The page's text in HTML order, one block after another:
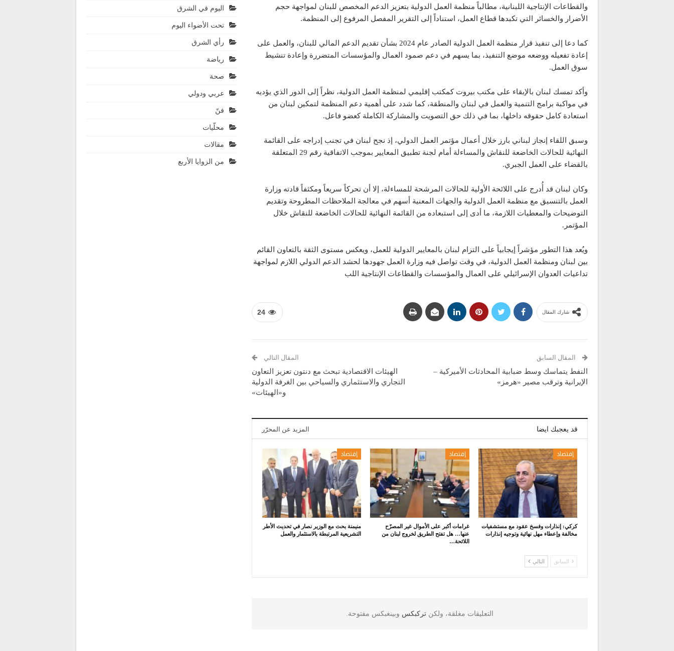
والقطاعات الإنتاجية اللبنانية، مطالباً منظمة العمل الدولية بتعزيز الدعم المخصص للبنان لمواجهة حجم
الأضرار والخسائر التي تكبدها قطاع العمل، استناداً إلى التقرير المفصل المرفوع إلى المنظمة.
كما دعا إلى تنفيذ قرار منظمة العمل الدولية الصادر عام 2024 بشأن تقديم الدعم المالي للبنان، والعمل على
إعادة تفعيله ووضعه موضع التنفيذ، بما يسهم في دعم صمود العمال والمؤسسات المتضررة وإعادة تنشيط
سوق العمل.
وأكد تمسك لبنان بالإبقاء على مكتب بيروت كمكتب إقليمي لمنظمة العمل الدولية، نظراً إلى الدور الذي يؤديه
في مواكبة برامج التنمية والعمل في لبنان والمنطقة، كما شدد على أهمية دعم المنظمة لتمكين لبنان من
استعادة كامل حقوقه داخلها، بما في ذلك حق التصويت والمشاركة الكاملة كعضو فاعل.
وسبق اللقاء إنجاز لبناني بارز خلال أعمال مؤتمر العمل الدولي، إذ نجح لبنان في تجنب إدراجه على القائمة
النهائية للحالات الخاضعة للنقاش والمساءلة أمام لجنة تطبيق المعايير بموجب الاتفاقية رقم 29 المتعلقة
بالقضاء على العمل الجبري.
وكان لبنان قد أُدرج على اللائحة الأولية للحالات المرشحة للمساءلة، إلا أن تحركاً سريعاً ومكثفاً قادته وزارة
العمل بالتنسيق مع منظمة العمل الدولية والجهات المعنية أسهم في معالجة الملاحظات المطروحة وتقديم
التوضيحات والمعطيات اللازمة، ما أدى إلى استبعاده من القائمة النهائية للحالات الخاضعة للنقاش خلال
المؤتمر.
ويُعد هذا التطور مؤشراً إيجابياً على التزام لبنان بالمعايير الدولية للعمل، ويعكس مستوى الثقة بالتعاون القائم
بين لبنان ومنظمة العمل الدولية، في وقت تواصل فيه وزارة العمل جهودها لحشد الدعم الدولي اللازم لمواجهة
تداعيات العدوان الإسرائيلي على العمال والمؤسسات والقطاعات الإنتاجية اللب
24 شارك المقال
المقال السابق
النفط يتماسك وسط ضبابية المحادثات الأميركية –
الإيرانية وترقب مصير «هرمز»
المقال التالي
الهيئات الاقتصادية تبحث مع دنتون تعزيز التعاون
التجاري والاستثماري والسياحي بين الغرفة الدولية
و«الهيئات»
قد يعجبك ايضا المزيد عن المحرّر
إقتصاد
كركي: إنذارات وفسخ عقود مع مستشفيات
مخالفة وإعطاء مهل نهائية وتوجيه إنذارات
إقتصاد
غرامات أكبر على الأموال غير المصرّح
عنها… هل تفتح الطريق لخروج لبنان من
اللائحة…
إقتصاد
منيمنة بحث مع الوزير نصار في تحديث الأطر
التشريعية المرتبطة بالاستثمار والعمل
السابق التالي
التعليقات مغلقة، ولكنتركبكس وبينغبكس مفتوحة.
اليوم في الشرق
تحت الأضواء اليوم
رأي الشرق
رياضة
صحة
عربي ودولي
فنّ
محلّيات
مقالات
من الزوايا الأربع